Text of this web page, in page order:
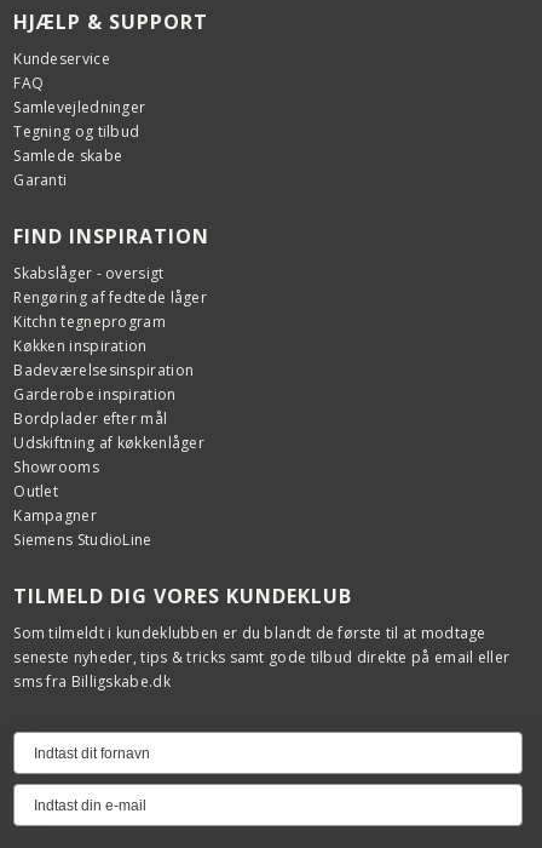
HJÆLP & SUPPORT
Kundeservice
FAQ
Samlevejledninger
Tegning og tilbud
Samlede skabe
Garanti
FIND INSPIRATION
Skabslåger - oversigt
Rengøring af fedtede låger
Kitchn tegneprogram
Køkken inspiration
Badeværelsesinspiration
Garderobe inspiration
Bordplader efter mål
Udskiftning af køkkenlåger
Showrooms
Outlet
Kampagner
Siemens StudioLine
TILMELD DIG VORES KUNDEKLUB
Som tilmeldt i kundeklubben er du blandt de første til at modtage
seneste nyheder, tips & tricks samt gode tilbud direkte på email eller
sms fra Billigskabe.dk